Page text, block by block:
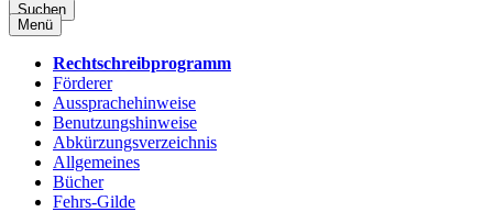
Suchen
Menü
Rechtschreibprogramm
Förderer
Aussprachehinweise
Benutzungshinweise
Abkürzungsverzeichnis
Allgemeines
Bücher
Fehrs-Gilde